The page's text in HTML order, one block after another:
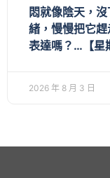
悶就像陰天，
緒，慢慢把它
表達嗎？…【星
2026 年 8 月 3 日